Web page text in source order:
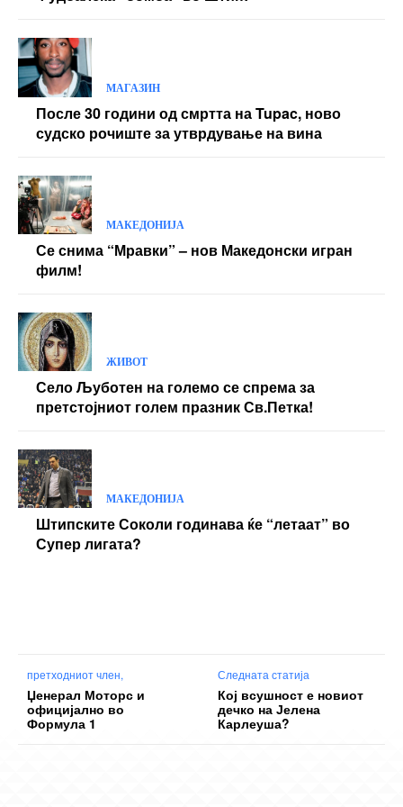
МАГАЗИН
После 30 години од смртта на Tupac, ново
судско рочиште за утврдување на вина
МАКЕДОНИЈА
Се снима “Мравки” – нов Македонски игран
филм!
ЖИВОТ
Село Љуботен на големо се спрема за
претстојниот голем празник Св.Петка!
МАКЕДОНИЈА
Штипските Соколи годинава ќе “летаат” во
Супер лигата?
претходниот член,
Џенерал Моторс и
официјално во
Формула 1
Следната статија
Кој всушност е новиот
дечко на Јелена
Карлеуша?